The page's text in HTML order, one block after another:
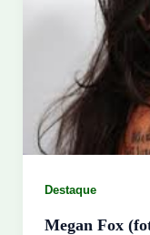
Destaque
Megan Fox